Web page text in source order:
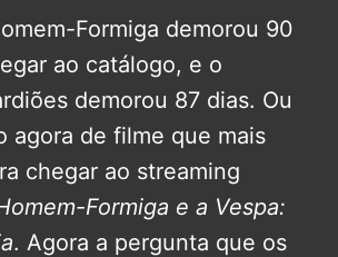
Formiga demorou 90
ao catálogo, e o
demorou 87 dias. Ou
agora de filme que mais
chegar ao streaming
Formiga e a Vespa:
. Agora a pergunta que os